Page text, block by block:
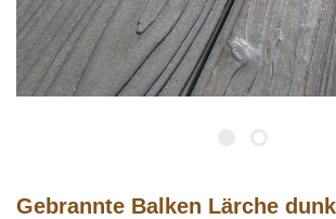
Gebrannte Balken Lärche